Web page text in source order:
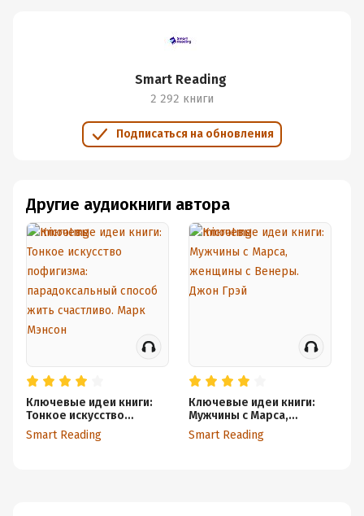
Smart Reading
2 292 книги
Подписаться на обновления
Другие аудиокниги автора
Ключевые идеи книги:
Тонкое искусство
пофигизма:
парадоксальный способ
Smart Reading
Ключевые идеи книги:
Мужчины с Марса,
женщины с Венеры.
Джон Грэй
Smart Reading